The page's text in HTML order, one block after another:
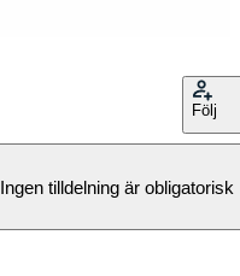
Följ
Ingen tilldelning är obligatorisk